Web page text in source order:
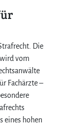
Die
vom
Fachärzte –
eines hohen